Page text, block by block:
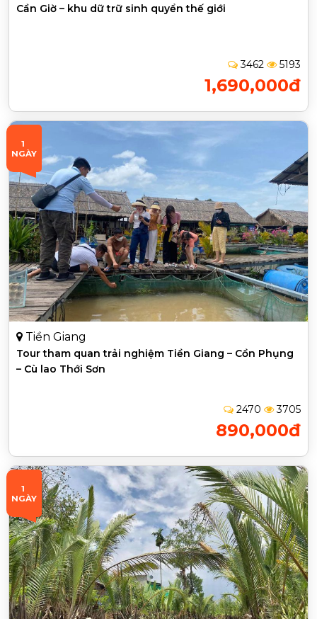
Cần Giờ – khu dữ trữ sinh quyển thế giới
3462 5193
1,690,000đ
1
NGÀY
Tiền Giang
Tour tham quan trải nghiệm Tiền Giang – Cồn Phụng
– Cù lao Thới Sơn
2470 3705
890,000đ
1
NGÀY